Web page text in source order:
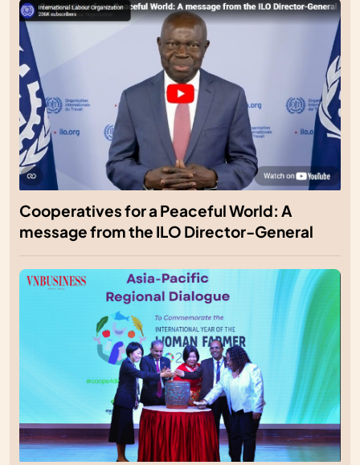
Cooperatives for a Peaceful World: A
message from the ILO Director-General